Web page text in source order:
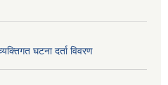
घटना दर्ता विवरण